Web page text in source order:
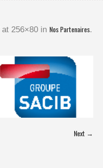
at 256×80 in Nos Partenaires.
Next →